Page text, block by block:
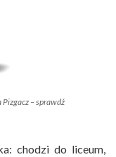
Pizgacz – sprawdź
chodzi do liceum,